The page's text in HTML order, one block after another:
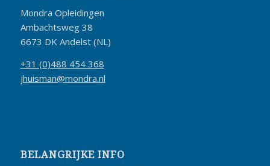
Mondra Opleidingen
Ambachtsweg 38
6673 DK Andelst (NL)
+31 (0)488 454 368
jhuisman@mondra.nl
BELANGRIJKE INFO